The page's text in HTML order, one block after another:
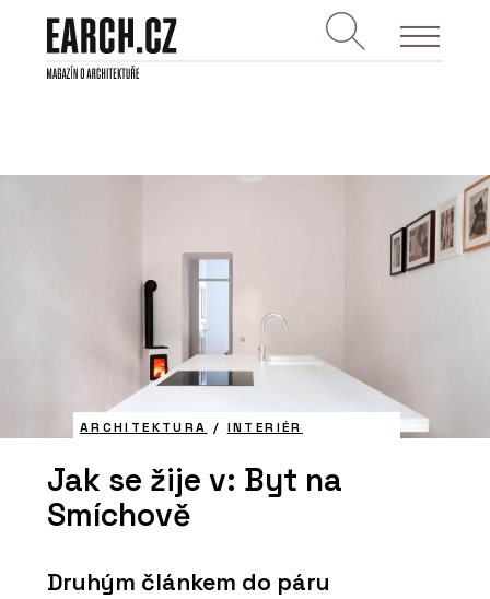
ARCHITEKTURA / INTERIÉR
Jak se žije v: Byt na
Smíchově
Druhým článkem do páru